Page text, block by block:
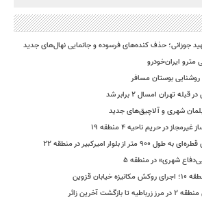
جوزانی؛ حذف کنده‌های فرسوده و جانمایی نهال‌های جدید
مترو ایران‌خودرو
بوستان مسافر
تهران امسال ۲ برابر شد
شهری و آلاچیق‌های جدید
بلوار امیرکبیر در منطقه ۲۲
شهری» در منطقه ۵
قزوین
آخرین زائر